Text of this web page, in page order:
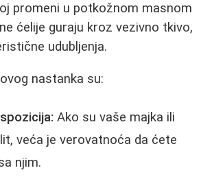
promeni u potkožnom masnom
ćelije guraju kroz vezivno tkivo,
udubljenja.
nastanka su:
Ako su vaše majka ili
veća je verovatnoća da ćete
njim.